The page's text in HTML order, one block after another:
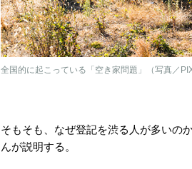
全国的に起こっている「空き家問題」（写真／
そもそも、なぜ登記を渋る人が多いの
んが説明する。